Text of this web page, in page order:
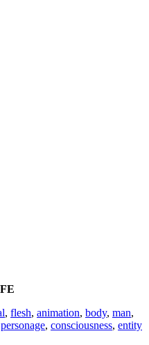
, flesh, animation, body, man,
personage, consciousness, entity